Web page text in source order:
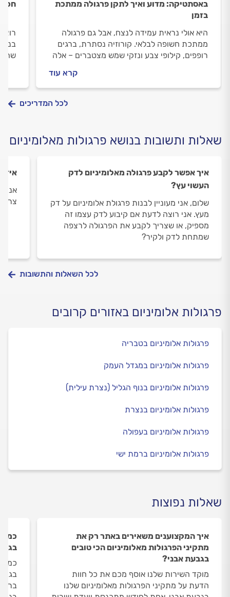
באסתטיקה: מדוע ואיך לתקן פרגולה ממתכת
בזמן
היא אולי נראית עמידה לנצח, אבל גם פרגולה
ממתכת חשופה לבלאי. קורוזיה נסתרת, ברגים
רופפים, קילופי צבע ונזקי שמש מצטברים – אלה
ממש. בכל קיץ מתחדדת השאלה: לתקן, לחזק –
או להחליף? כך תזהו את הנזקים בזמן, תבינו מה
מצריך בעל מקצוע – ותאריכו לפרגולה את החיים
קרא עוד
לכל המדריכים
שאלות ותשובות בנושא פרגולות מאלומיניום
איך אפשר לקבע פרגולה מאלומיניום לדק
העשוי עץ?
שלום, אני מעוניין לבנות פרגולת אלומיניום על דק
מעץ. אני רוצה לדעת אם קיבוע לדק עצמו זה
מספיק, או שצריך לקבע את הפרגולה לרצפה
שמתחת לדק ולקיר?
אני
לכל השאלות והתשובות
פרגולות אלומיניום באזורים קרובים
פרגולות אלומיניום בטבריה
פרגולות אלומיניום במגדל העמק
פרגולות אלומיניום בנוף הגליל (נצרת עילית)
פרגולות אלומיניום בנצרת
פרגולות אלומיניום בעפולה
פרגולות אלומיניום ברמת ישי
שאלות נפוצות
איך המקצוענים משאירים באתר רק את
מתקיני הפרגולות מאלומיניום הכי טובים
בגבעת אבני?
מוקד השירות שלנו אוסף מכם את כל חוות
הדעת על מתקיני הפרגולות מאלומיניום שלנו
כמה